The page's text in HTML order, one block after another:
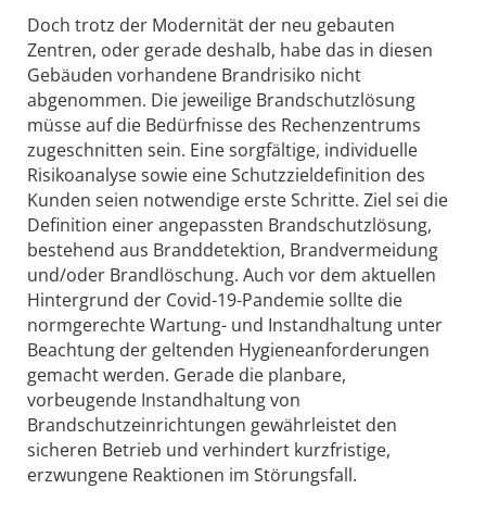
Doch trotz der Modernität der neu gebauten
Zentren, oder gerade deshalb, habe das in diesen
Gebäuden vorhandene Brandrisiko nicht
abgenommen. Die jeweilige Brandschutzlösung
müsse auf die Bedürfnisse des Rechenzentrums
zugeschnitten sein. Eine sorgfältige, individuelle
Risikoanalyse sowie eine Schutzzieldefinition des
Kunden seien notwendige erste Schritte. Ziel sei die
Definition einer angepassten Brandschutzlösung,
bestehend aus Branddetektion, Brandvermeidung
und/oder Brandlöschung. Auch vor dem aktuellen
Hintergrund der Covid-19-Pandemie sollte die
normgerechte Wartung- und Instandhaltung unter
Beachtung der geltenden Hygieneanforderungen
gemacht werden. Gerade die planbare,
vorbeugende Instandhaltung von
Brandschutzeinrichtungen gewährleistet den
sicheren Betrieb und verhindert kurzfristige,
erzwungene Reaktionen im Störungsfall.